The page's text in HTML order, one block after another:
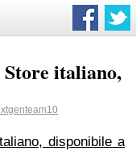
italiano,
disponibile a